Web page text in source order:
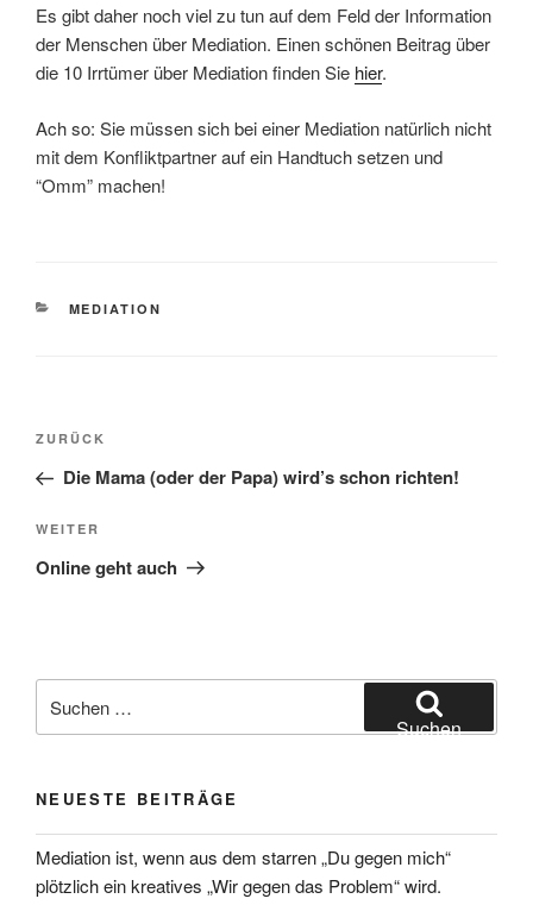
Es gibt daher noch viel zu tun auf dem Feld der Information
der Menschen über Mediation. Einen schönen Beitrag über
die 10 Irrtümer über Mediation finden Sie hier.
Ach so: Sie müssen sich bei einer Mediation natürlich nicht
mit dem Konfliktpartner auf ein Handtuch setzen und
“Omm” machen!
KATEGORIEN
MEDIATION
Beitragsnavigation
Vorheriger
Beitrag
ZURÜCK
Die Mama (oder der Papa) wird’s schon richten!
Nächster
Beitrag
WEITER
Online geht auch
nach:
Suchen
NEUESTE BEITRÄGE
Mediation ist, wenn aus dem starren „Du gegen mich“
plötzlich ein kreatives „Wir gegen das Problem“ wird.